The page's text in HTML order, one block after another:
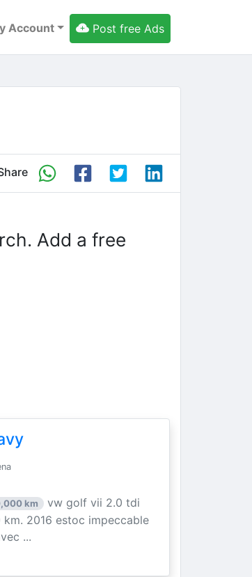
Account Post free Ads
Add a free
km
vw golf vii 2.0 tdi
2016 estoc impeccable
...